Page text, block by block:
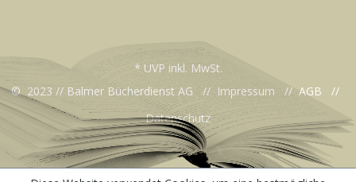
* UVP inkl. MwSt.
© 2023 // Balmer Bücherdienst AG // Impressum // AGB //
Datenschutz